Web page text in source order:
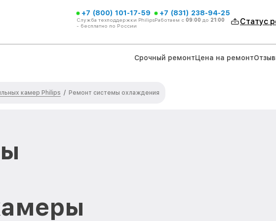
+7 (800) 101-17-59
Служба техподдержки Philips
- бесплатно по России
+7 (831) 238-94-25
Работаем с 09:00 до 21:00 Статус
Срочный ремонтЦена на ремонт
камер Philips / Ремонт системы охлаждения